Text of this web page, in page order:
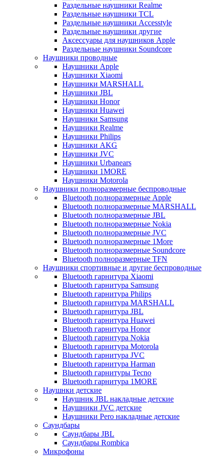
Раздельные наушники Realme
Раздельные наушники TCL
Раздельные наушники Accesstyle
Раздельные наушники другие
Аксессуары для наушников Apple
Раздельные наушники Soundcore
Наушники проводные
Наушники Apple
Наушники Xiaomi
Наушники MARSHALL
Наушники JBL
Наушники Honor
Наушники Huawei
Наушники Samsung
Наушники Realme
Наушники Philips
Наушники AKG
Наушники JVC
Наушники Urbanears
Наушники 1MORE
Наушники Motorola
Наушники полноразмерные беспроводные
Bluetooth полноразмерные Apple
Bluetooth полноразмерные MARSHALL
Bluetooth полноразмерные JBL
Bluetooth полноразмерные Nokia
Bluetooth полноразмерные JVC
Bluetooth полноразмерные 1More
Bluetooth полноразмерные Soundcore
Bluetooth полноразмерные TFN
Наушники спортивные и другие беспроводные
Bluetooth гарнитура Xiaomi
Bluetooth гарнитура Samsung
Bluetooth гарнитура Philips
Bluetooth гарнитура MARSHALL
Bluetooth гарнитура JBL
Bluetooth гарнитура Huawei
Bluetooth гарнитура Honor
Bluetooth гарнитура Nokia
Bluetooth гарнитура Motorola
Bluetooth гарнитура JVC
Bluetooth гарнитура Harman
Bluetooth гарнитуры Tecno
Bluetooth гарнитура 1MORE
Наушнки детские
Наушник JBL накладные детские
Наушники JVC детские
Наушники Pero накладные детские
Саундбары
Саундбары JBL
Саундбары Rombica
Микрофоны